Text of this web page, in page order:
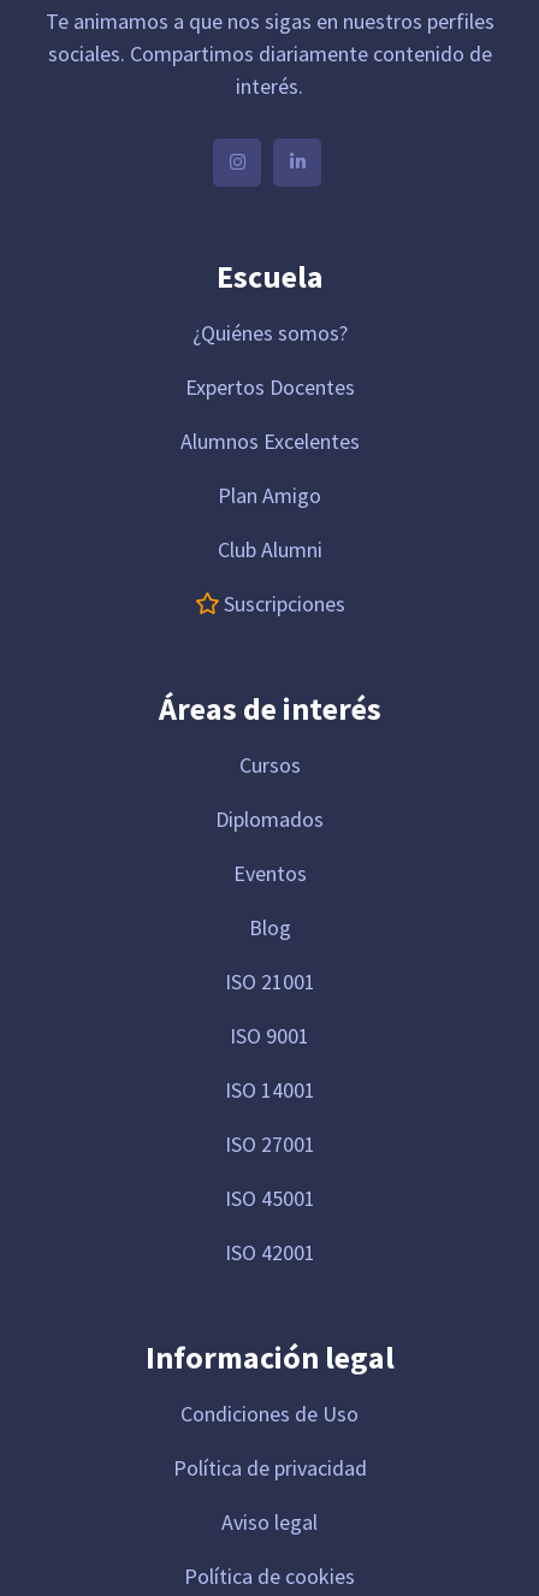
Te animamos a que nos sigas en nuestros perfiles
sociales. Compartimos diariamente contenido de
interés.
Escuela
¿Quiénes somos?
Expertos Docentes
Alumnos Excelentes
Plan Amigo
Club Alumni
Suscripciones
Áreas de interés
Cursos
Diplomados
Eventos
Blog
ISO 21001
ISO 9001
ISO 14001
ISO 27001
ISO 45001
ISO 42001
Información legal
Condiciones de Uso
Política de privacidad
Aviso legal
Política de cookies